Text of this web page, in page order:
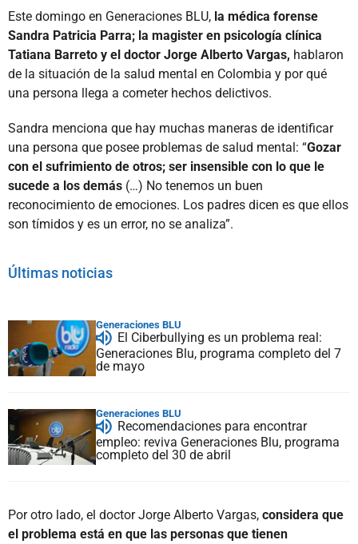
Este domingo en Generaciones BLU, la médica forense
Sandra Patricia Parra; la magister en psicología clínica
Tatiana Barreto y el doctor Jorge Alberto Vargas, hablaron
de la situación de la salud mental en Colombia y por qué
una persona llega a cometer hechos delictivos.
Sandra menciona que hay muchas maneras de identificar
una persona que posee problemas de salud mental: “Gozar
con el sufrimiento de otros; ser insensible con lo que le
sucede a los demás (…) No tenemos un buen
reconocimiento de emociones. Los padres dicen es que ellos
son tímidos y es un error, no se analiza”.
Últimas noticias
Generaciones BLU
El Ciberbullying es un problema real:
Generaciones Blu, programa completo del 7
de mayo
Generaciones BLU
Recomendaciones para encontrar
empleo: reviva Generaciones Blu, programa
completo del 30 de abril
Por otro lado, el doctor Jorge Alberto Vargas, considera que
el problema está en que las personas que tienen